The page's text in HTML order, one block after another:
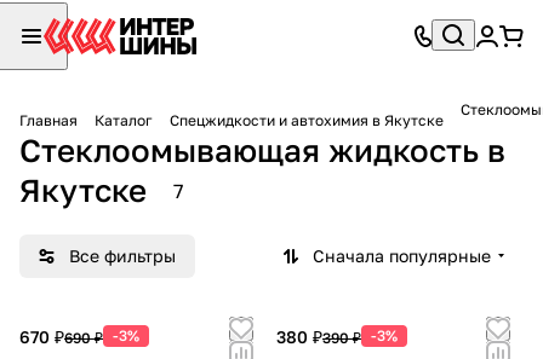
Главная Каталог Спецжидкости и автохимия в Якутске
Стеклоомывающая жидкость в
Якутске
7
Все фильтры Сначала популярные
670 ₽690 ₽ -3% 380 ₽390 ₽ -3%